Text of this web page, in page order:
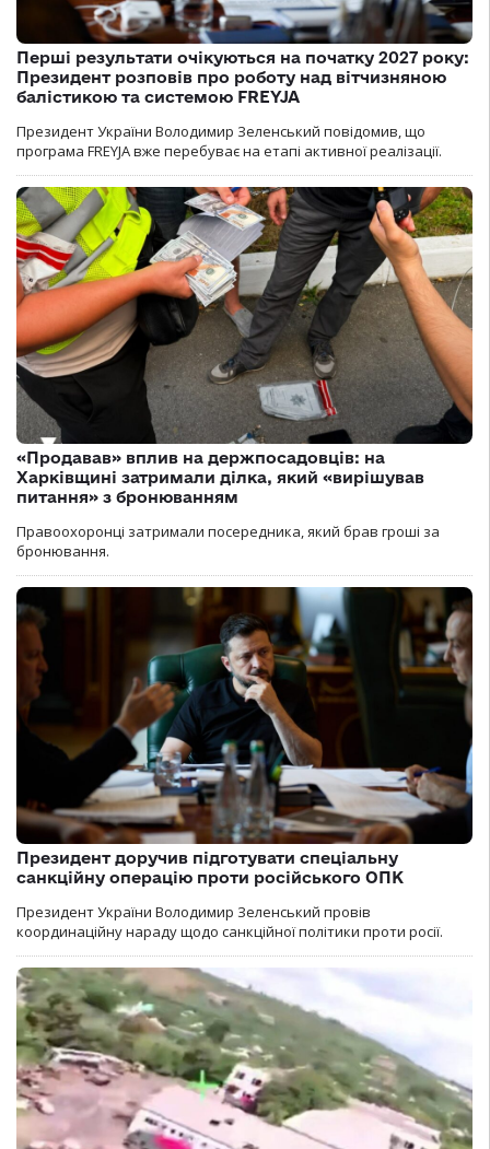
Перші результати очікуються на початку 2027 року:
Президент розповів про роботу над вітчизняною
балістикою та системою FREYJA
Президент України Володимир Зеленський повідомив, що
програма FREYJA вже перебуває на етапі активної реалізації.
«Продавав» вплив на держпосадовців: на
Харківщині затримали ділка, який «вирішував
питання» з бронюванням
Правоохоронці затримали посередника, який брав гроші за
бронювання.
Президент доручив підготувати спеціальну
санкційну операцію проти російського ОПК
Президент України Володимир Зеленський провів
координаційну нараду щодо санкційної політики проти росії.